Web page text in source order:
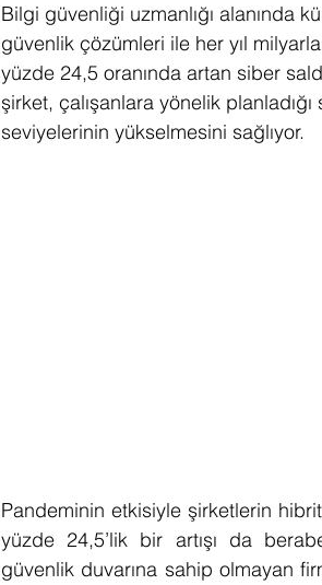
Avrupa Birliği Enerji Pazar
Bilgi güvenliği uzmanlığı alanında
güvenlik çözümleri ile her yıl
yüzde 24,5 oranında artan siber
şirket, çalışanlara yönelik
seviyelerinin yükselmesini sağlıyor.
Pandeminin etkisiyle şirketlerin
yüzde 24,5’lik bir artışı da
güvenlik duvarına sahip olmayan